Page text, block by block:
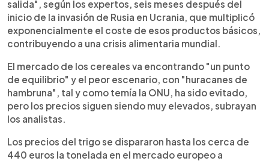
salida", según los expertos, seis meses después del
inicio de la invasión de Rusia en Ucrania, que multiplicó
exponencialmente el coste de esos productos básicos,
contribuyendo a una crisis alimentaria mundial.
El mercado de los cereales va encontrando "un punto
de equilibrio" y el peor escenario, con "huracanes de
hambruna", tal y como temía la ONU, ha sido evitado,
pero los precios siguen siendo muy elevados, subrayan
los analistas.
Los precios del trigo se dispararon hasta los cerca de
440 euros la tonelada en el mercado europeo a